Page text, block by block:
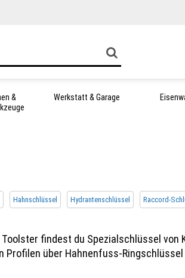
&
Werkstatt & Garage
Hahnschlüssel Hydrantenschlüssel Raccord-
findest du Spezialschlüssel von
über Hahnenfuss-